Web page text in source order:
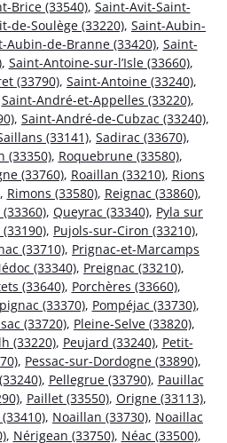
Brice (33540), Saint-Avit-Saint-
de-Soulège (33220), Saint-Aubin-
Aubin-de-Branne (33420), Saint-
, Saint-Antoine-sur-l’Isle (33660),
(33790), Saint-Antoine (33240),
Saint-André-et-Appelles (33220),
, Saint-André-de-Cubzac (33240),
(33141), Sadirac (33670),
(33350), Roquebrune (33580),
(33760), Roaillan (33210), Rions
, Rimons (33580), Reignac (33860),
, Queyrac (33340), Pyla sur
, Pujols-sur-Ciron (33210),
(33710), Prignac-et-Marcamps
(33340), Preignac (33210),
(33640), Porchères (33660),
(33370), Pompéjac (33730),
(33720), Pleine-Selve (33820),
(33220), Peujard (33240), Petit-
, Pessac-sur-Dordogne (33890),
, Pellegrue (33790), Pauillac
, Paillet (33550), Origne (33113),
, Noaillan (33730), Noaillac
, Nérigean (33750), Néac (33500),